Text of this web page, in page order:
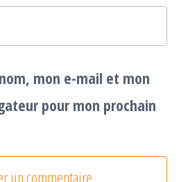
mon e-mail et mon
pour mon prochain